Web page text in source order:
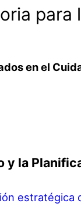
para
y la
estratégica